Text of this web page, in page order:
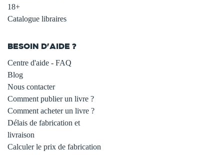
18+
Catalogue libraires
BESOIN D'AIDE ?
Centre d'aide - FAQ
Blog
Nous contacter
Comment publier un livre ?
Comment acheter un livre ?
Délais de fabrication et
livraison
Calculer le prix de fabrication